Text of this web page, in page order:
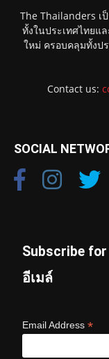
The Thailanders เ
ทั้งในประเทศไทยแ
ใหม่ ครอบคลุมทั้งป
Contact us:
SOCIAL
Subscribe
อีเมล์
Email Address*